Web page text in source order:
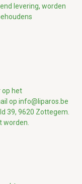
levering, worden
op het
op info@liparos.be
39, 9620 Zottegem.
worden.